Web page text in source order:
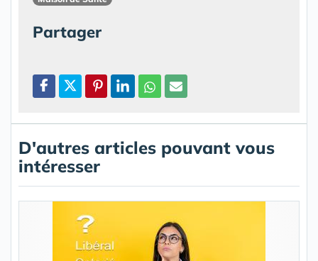
Partager
D'autres articles pouvant vous
intéresser